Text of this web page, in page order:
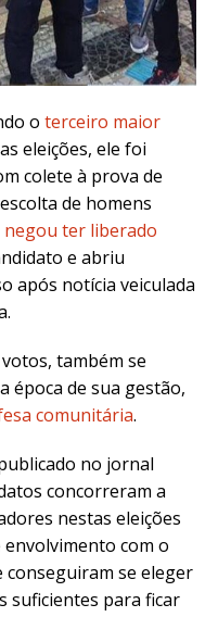
o terceiro maior
eleições, ele foi
colete à prova de
de homens
negou ter liberado
e abriu
após notícia veiculada
.
também se
época de sua gestão,
comunitária.
no jornal
concorreram a
nestas eleições
com o
conseguiram se eleger
suficientes para ficar